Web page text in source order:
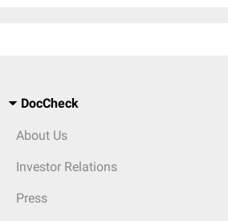
DocCheck
About Us
Investor Relations
Press